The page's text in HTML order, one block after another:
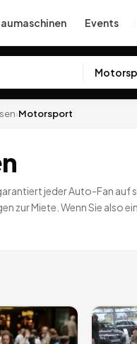
Events
›Motorsport
jeder Auto-Fan auf
zur Miete. Wenn Sie also
Verleih.